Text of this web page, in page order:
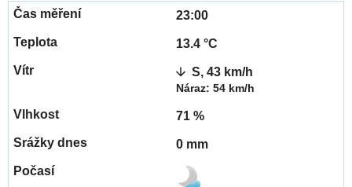
23:00
13.4 °C
S, 43 km/h
Náraz: 54 km/h
71 %
0 mm